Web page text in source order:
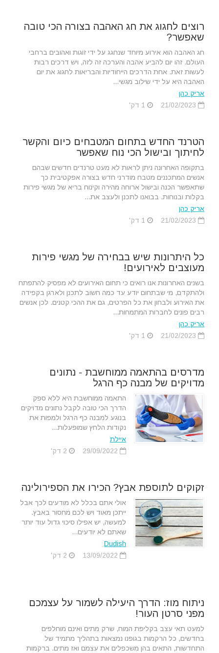
רוצים לחגוג את חג האהבה בצורה הכי טובה
שאפשר?
חג האהבה הוא אירוע מיוחד שנחגג על ידי זוגות ואהובים ברחבי
העולם. זהו יום להביע אהבה והערכה זה לזה, ויש דרכים רבות
לעשות זאת. אחת הדרכים הייחודיות והבריאות לחגוג את יום
האהבה היא על ידי שילוב מגשי...
אריק כהן
הטרנד החדש בתחום המטבחים כיום והקשר
לחיתוך ובישול הכי נוח שאפשר
בתקופה האחרונה ניתן לראות לא מעט טרנדים חדשים שבהם
אנשים המתכננים מטבח מודרני חדש בצורה אפקטיבית כך
שתאפשר הכנה ובישול ארוחה מהירה וקינוח בריא של מגשי פירות
בקלות ובנוחות. בבואנו לתכנן ולעצב את...
אריק כהן
כל היתרונות שיש בבחירה של מגשי פירות
מעוצבים לאירועים!
בשנים האחרונות אנו רואים כי תחום האירועים לא מפסיק להתפתח
ולהתקדם, מי שבתחום יודע עד כמה חשוב לתכנן ולארגן בקפידה
את האירוע ולבחון את כל הפרטים, גם את ההכי קטנים. לכן אנשים
רבים פונים לחברות המתמחות...
אריק כהן
מדרסים בהתאמה ממוחשבת - נתונים
מדויקים של מבנה כף הרגל
התאמה ממוחשבת היא ללא ספק
הדרך הכי טובה לקבל נתונים מדויקים
בנוגע למבנה כף הרגל ולמפות את
נקודות הלחץ שמופעלות...
איילת
זקוקים לתוספת אבץ? הכירו את הספירולינה
אולי אתם בכלל לא מודעים לכך אבל
ייתכן מאוד ויש לכם מחסור באבץ.
למעשה, יש אפילו סיכוי גדול עוד יותר
שאתם לא יודעים...
Dudish
ניתוח מוז: הדרך היעילה לשמור על עצמכם
מפני סרטן העור!
למעט תאי עצב בקליפת המוח, שרק מתים ואינם מוחלפים
בחדשים, כל הרקמות בגופנו נמצאות בתהליך מתמיד של
התחדשות, התאים בהן משכפלים את עצמם ואז מתים. ברקמות